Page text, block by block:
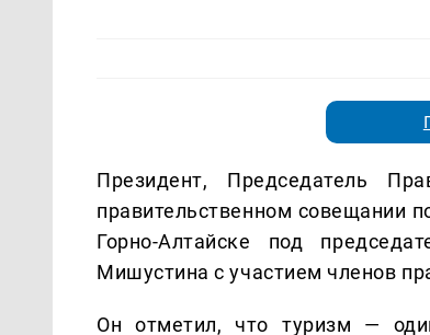
Президент, Председатель
правительственном совещании
Горно-Алтайске под
Мишустина с участием членов
Он отметил, что туризм —